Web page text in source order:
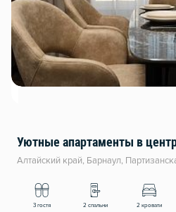
Уютные апартаменты в
Алтайский край, Барнаул,
3 гостя 2 спальни 2 кровати